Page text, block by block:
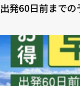
出発60日前までの